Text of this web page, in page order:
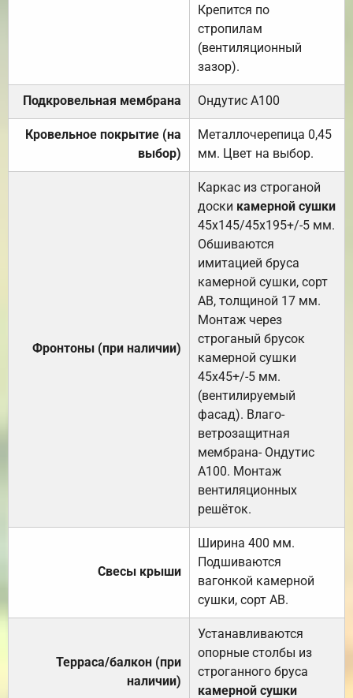
Крепится по
стропилам
(вентиляционный
зазор).
Подкровельная мембрана Ондутис А100
Кровельное покрытие (на
выбор)
Металлочерепица 0,45
мм. Цвет на выбор.
Фронтоны (при наличии)
Каркас из строганой
доски камерной сушки
45х145/45х195+/-5 мм.
Обшиваются
имитацией бруса
камерной сушки, сорт
АВ, толщиной 17 мм.
Монтаж через
строганый брусок
камерной сушки
45х45+/-5 мм.
(вентилируемый
фасад). Влаго-
ветрозащитная
мембрана- Ондутис
А100. Монтаж
вентиляционных
решёток.
Свесы крыши
Ширина 400 мм.
Подшиваются
вагонкой камерной
сушки, сорт АВ.
Терраса/балкон (при
наличии)
Устанавливаются
опорные столбы из
строганного бруса
камерной сушки